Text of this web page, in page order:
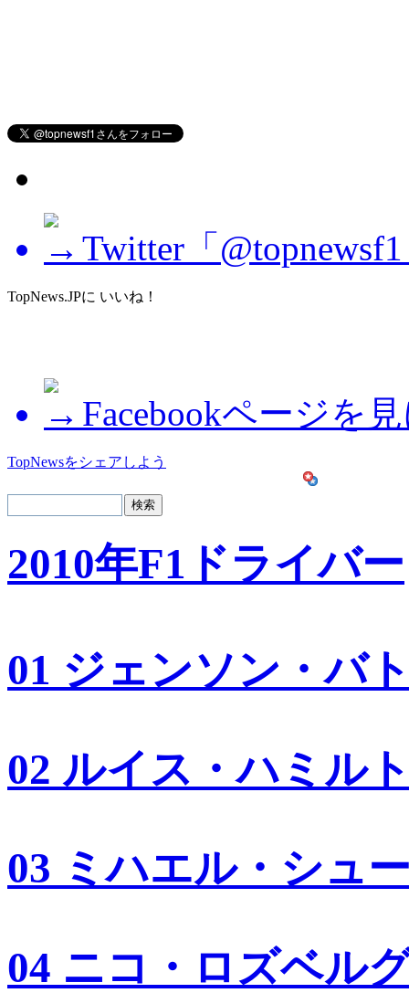
Twitter「
TopNews.JPに いいね！
Facebookページを
TopNewsをシェアしよう
2010年F1ドライバー
01 ジェンソン・バ
02 ルイス・ハミル
03 ミハエル・シュ
04 ニコ・ロズベル